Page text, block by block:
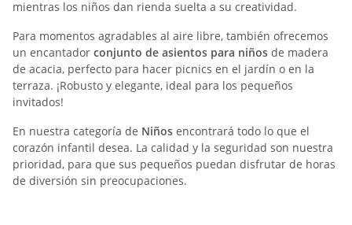
mientras los niños dan rienda suelta a su creatividad.
Para momentos agradables al aire libre, también ofrecemos
un encantador conjunto de asientos para niños de madera
de acacia, perfecto para hacer picnics en el jardín o en la
terraza. ¡Robusto y elegante, ideal para los pequeños
invitados!
En nuestra categoría de Niños encontrará todo lo que el
corazón infantil desea. La calidad y la seguridad son nuestra
prioridad, para que sus pequeños puedan disfrutar de horas
de diversión sin preocupaciones.